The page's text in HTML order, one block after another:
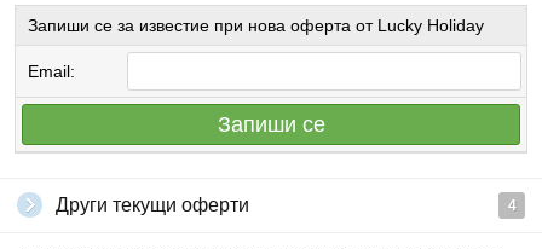
Запиши се за известие при нова оферта от Lucky Holiday
Email:
Запиши се
Други текущи оферти 4